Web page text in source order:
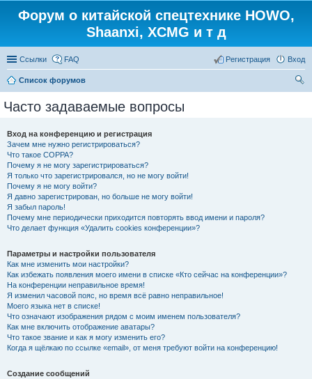
Форум о китайской спецтехнике HOWO,
Shaanxi, XCMG и т д
Ссылки FAQ Вход
Регистрация
Список форумов
Часто задаваемые вопросы
Вход на конференцию и регистрация
Зачем мне нужно регистрироваться?
Что такое COPPA?
Почему я не могу зарегистрироваться?
Я только что зарегистрировался, но не могу войти!
Почему я не могу войти?
Я давно зарегистрирован, но больше не могу войти!
Я забыл пароль!
Почему мне периодически приходится повторять ввод имени и пароля?
Что делает функция «Удалить cookies конференции»?
Параметры и настройки пользователя
Как мне изменить мои настройки?
Как избежать появления моего имени в списке «Кто сейчас на конференции»?
На конференции неправильное время!
Я изменил часовой пояс, но время всё равно неправильное!
Моего языка нет в списке!
Что означают изображения рядом с моим именем пользователя?
Как мне включить отображение аватары?
Что такое звание и как я могу изменить его?
Когда я щёлкаю по ссылке «email», от меня требуют войти на конференцию!
Создание сообщений